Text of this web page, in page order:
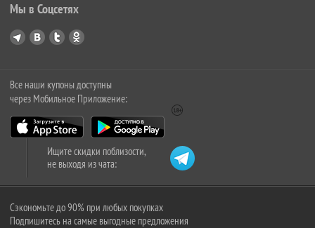
Мы в Соцсетях
Все наши купоны доступны
через Мобильное Приложение:
Ищите скидки поблизости,
не выходя из чата:
Сэкономьте до 90% при любых покупках
Подпишитесь на самые выгодные предложения